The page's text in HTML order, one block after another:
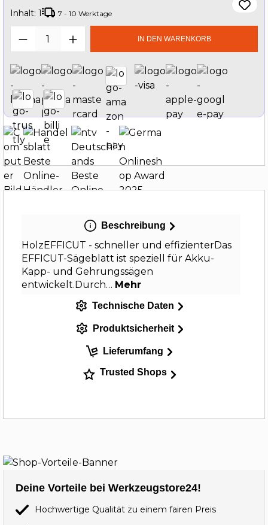
Inhalt: 1 7 - 10 Werktage
Produkt Anzahl: Gib denIN DEN WARENKORB
Beschreibung
HolzEFFICUT - schneller und effizienterDas
EFFICUT-Sägeblatt ist speziell für Akku-
Kapp- und Gehrungssägen
entwickelt.Durch… Mehr
Technische Daten
Produktsicherheit
Lieferumfang
Trusted Shops
Deine Vorteile bei Werkzeugstore24!
Hochwertige Qualität zu einem fairen Preis